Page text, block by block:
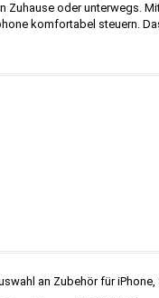
Zuhause oder unterwegs.
komfortabel steuern.
an Zubehör für